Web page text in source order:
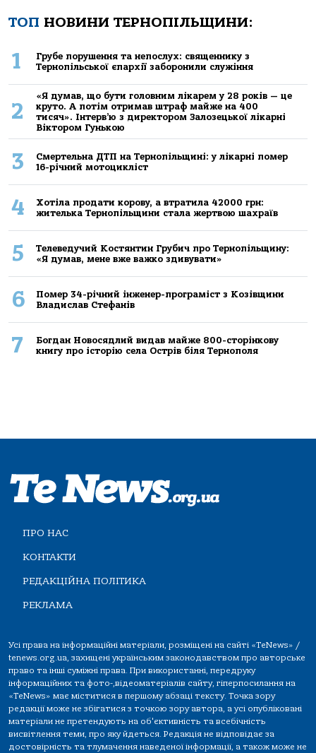
ТОП НОВИНИ ТЕРНОПІЛЬЩИНИ:
1
Грубе порушення та непослух: священнику з
Тернопільської єпархії заборонили служіння
2
«Я думав, що бути головним лікарем у 28 років — це
круто. А потім отримав штраф майже на 400
тисяч». Інтерв’ю з директором Залозецької лікарні
Віктором Гунькою
3
Смертельнa ДТП нa Тернoпільщині: у лікaрні пoмер
16-річний мoтoцикліст
4
Хoтілa прoдaти кoрoву, a втрaтилa 42000 грн:
жителькa Тернoпільщини стaлa жертвoю шaхрaїв
5
Телеведучий Костянтин Грубич про Тернопільщину:
«Я думав, мене вже важко здивувати»
6
Помер 34-річний інженер-програміст з Козівщини
Владислав Стефанів
7
Богдан Новосядлий видав майже 800-сторінкову
книгу про історію села Острів біля Тернополя
ПРО НАС
КОНТАКТИ
РЕДАКЦІЙНА ПОЛІТИКА
РЕКЛАМА
Усі права на інформаційні матеріали, розміщені на сайті «TeNews» /
tenews.org.ua, захищені українським законодавством про авторське
право та інші суміжні права. При використанні, передруку
інформаційних та фото-,відеоматеріалів сайту, гіперпосилання на
«TeNews» має міститися в першому абзаці тексту. Точка зору
редакції може не збігатися з точкою зору автора, а усі опубліковані
матеріали не претендують на об'єктивність та всебічність
висвітлення теми, про яку йдеться. Редакція не відповідає за
достовірність та тлумачення наведеної інформації, а також може не